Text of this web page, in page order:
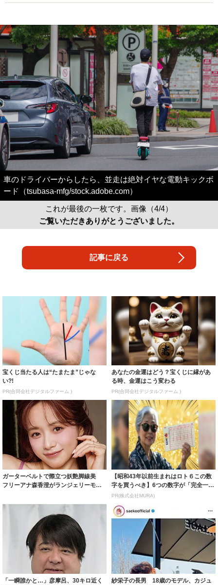
車のドライバーからしたら、並走は絶対イヤな電動キックボ
ード（tsubasa-mfg/stock.adobe.com）
これが最後の一枚です。画像（4/4）
ご覧いただきありがとうございました。
記事に戻る
宝くじ当たる人は“たまたま”じゃな
い?!
PR(合同会社デジタルファーム )
あなたの金運はどう？宝くじに縁があ
る時、金運はこう変わる
PR(合同会社デジタルファーム )
ガーターベルトで際立つ妖艶脚線美
フリーアナ森香澄がランジェリーモデ
【昭和43年以前生まれはロト６この数
字を買うべき】6つの数字が「完全一
致」する方...
PR(株式会社MURA)
「一瞬誰かと…」彦摩呂、30キロ近く
紗栄子の長男 18歳のモデル、カジュ